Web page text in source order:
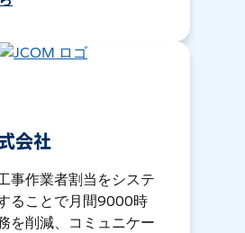
会社
事作業者割当をシステ
ることで月間9000時
を削減、コミュニケー